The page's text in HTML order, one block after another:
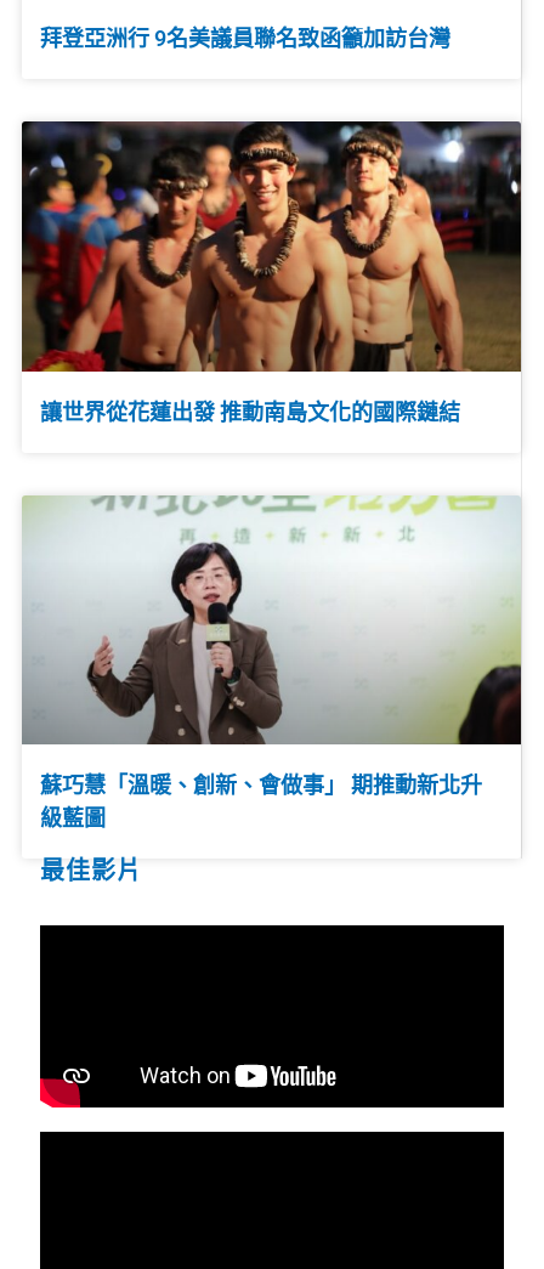
拜登亞洲行 9名美議員聯名致函籲加訪台灣
讓世界從花蓮出發 推動南島文化的國際鏈結
蘇巧慧「溫暖、創新、會做事」 期推動新北升
級藍圖
最佳影片